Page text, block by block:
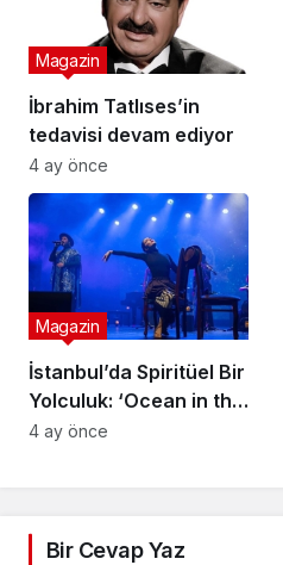
İbrahim Tatlıses’in
tedavisi devam ediyor
Magazin
4 ay önce
İstanbul’da Spiritüel Bir
Yolculuk: ‘Ocean in the
Desert Show’ Sahnede
Magazin
4 ay önce
Bir Cevap Yaz